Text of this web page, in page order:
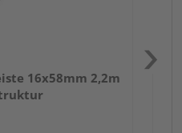
16x58mm 2,2m